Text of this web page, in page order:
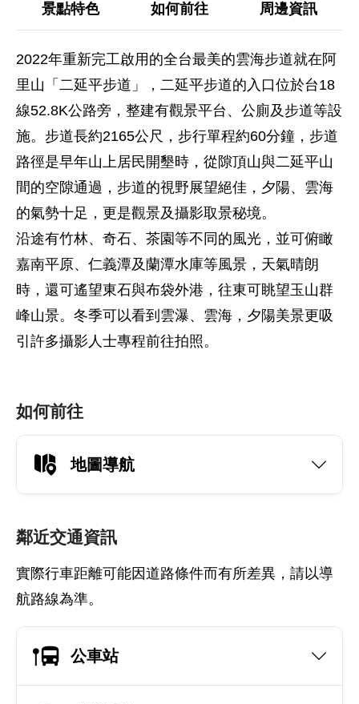
景點特色 如何前往 周邊資訊
2022年重新完工啟用的全台最美的雲海步道就在阿
里山「二延平步道」，二延平步道的入口位於台18
線52.8K公路旁，整建有觀景平台、公廁及步道等設
施。步道長約2165公尺，步行單程約60分鐘，步道
路徑是早年山上居民開墾時，從隙頂山與二延平山
間的空隙通過，步道的視野展望絕佳，夕陽、雲海
的氣勢十足，更是觀景及攝影取景秘境。
沿途有竹林、奇石、茶園等不同的風光，並可俯瞰
嘉南平原、仁義潭及蘭潭水庫等風景，天氣晴朗
時，還可遙望東石與布袋外港，往東可眺望玉山群
峰山景。冬季可以看到雲瀑、雲海，夕陽美景更吸
引許多攝影人士專程前往拍照。
如何前往
地圖導航
鄰近交通資訊
實際行車距離可能因道路條件而有所差異，請以導
航路線為準。
公車站